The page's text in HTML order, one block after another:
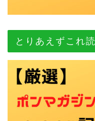
とりあえずこれ